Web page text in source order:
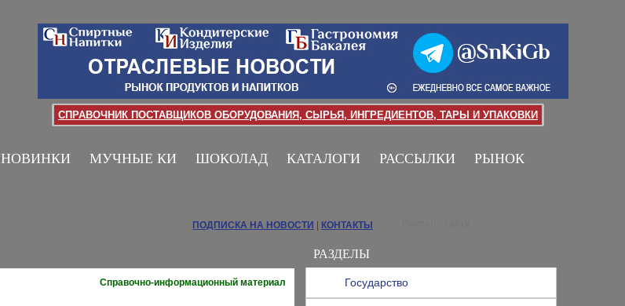
СПРАВОЧНИК ПОСТАВЩИКОВ ОБОРУДОВАНИЯ, СЫРЬЯ, ИНГРЕДИЕНТОВ, ТАРЫ И УПАКОВКИ
НОВИНКИ МУЧНЫЕ КИ ШОКОЛАД КАТАЛОГИ РАССЫЛКИ РЫНОК
РАЗДЕЛЫ
Государство
ПОДПИСКА НА НОВОСТИ КОНТАКТЫ
Справочно-информационный материал